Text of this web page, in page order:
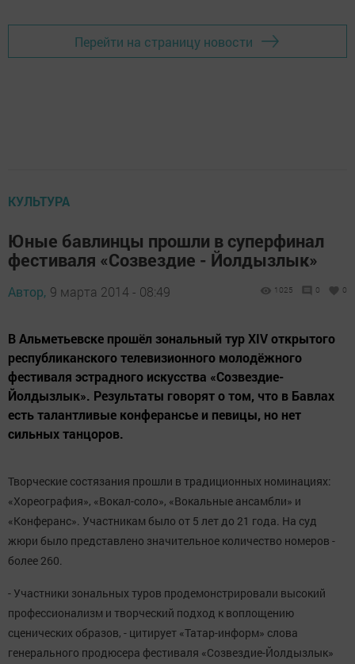
Перейти на страницу новости
КУЛЬТУРА
Юные бавлинцы прошли в суперфинал
фестиваля «Созвездие - Йолдызлык»
Автор, 9 марта 2014 - 08:49 1025 0 0
В Альметьевске прошёл зональный тур XIV открытого
республиканского телевизионного молодёжного
фестиваля эстрадного искусства «Созвездие-
Йолдызлык». Результаты говорят о том, что в Бавлах
есть талантливые конферансье и певицы, но нет
сильных танцоров.
Творческие состязания прошли в традиционных номинациях:
«Хореография», «Вокал-соло», «Вокальные ансамбли» и
«Конферанс». Участникам было от 5 лет до 21 года. На суд
жюри было представлено значительное количество номеров -
более 260.
- Участники зональных туров продемонстрировали высокий
профессионализм и творческий подход к воплощению
сценических образов, - цитирует «Татар-информ» слова
генерального продюсера фестиваля «Созвездие-Йолдызлык»